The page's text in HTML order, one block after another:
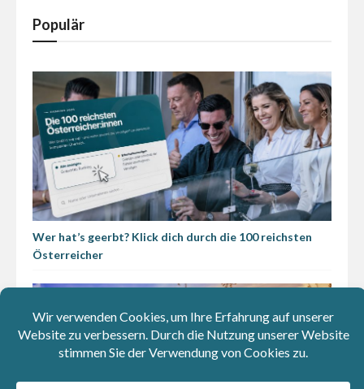
Populär
Wer hat’s geerbt? Klick dich durch die 100 reichsten
Österreicher